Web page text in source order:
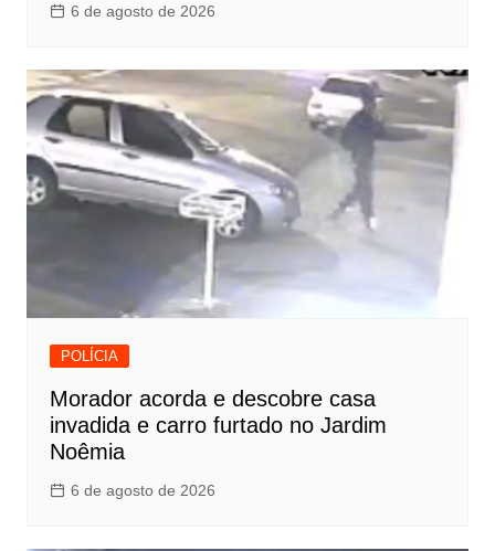
6 de agosto de 2026
POLÍCIA
Morador acorda e descobre casa
invadida e carro furtado no Jardim
Noêmia
6 de agosto de 2026